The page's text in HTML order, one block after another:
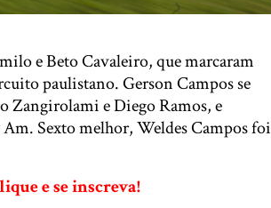
e Beto Cavaleiro, que marcaram
paulistano. Gerson Campos se
Zangirolami e Diego Ramos, e
Sexto melhor, Weldes Campos foi
e se inscreva!